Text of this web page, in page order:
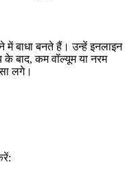
बाधा बनते हैं। उन्हें इनलाइन
बाद, कम वॉल्यूम या नरम
लगे।